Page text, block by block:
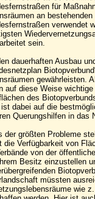
für
an
verwendet
sein.
dauerhaften Ausbau
gewährleisten.
auf diese Weise
des
dabei auf die
Querungshilfen in das
der größten Probleme
die Verfügbarkeit von
von der
Besitz einzustellen
müssten
wie